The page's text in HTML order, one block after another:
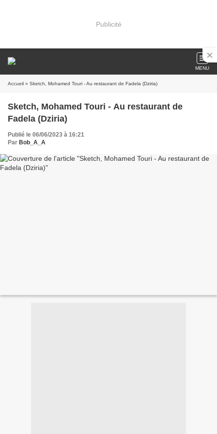
Publicité
MENU
Accueil » Sketch, Mohamed Touri - Au restaurant de Fadela (Dziria)
Sketch, Mohamed Touri - Au restaurant de
Fadela (Dziria)
Publié le 06/06/2023 à 16:21
Par Bob_A_A